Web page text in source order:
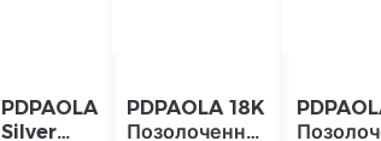
PDPAOLA
Silver
PDPAOLA 18K
Позолоченная